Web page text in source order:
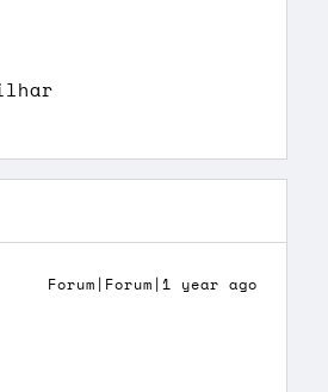
Forum|Forum|1 year ago